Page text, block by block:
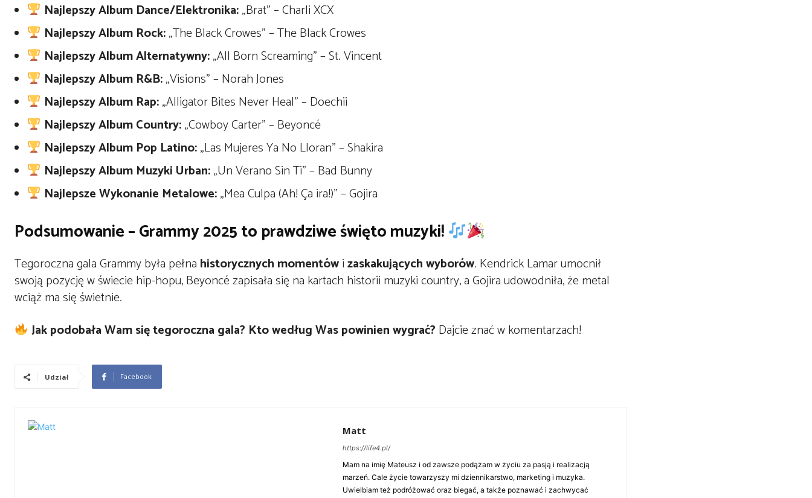
Najlepszy Album Dance/Elektronika:„Brat” – Charli XCX
Najlepszy Album Rock:„The Black Crowes” – The Black Crowes
Najlepszy Album Alternatywny:„All Born Screaming” – St. Vincent
Najlepszy Album R&B:„Visions” – Norah Jones
Najlepszy Album Rap:„Alligator Bites Never Heal” – Doechii
Najlepszy Album Country:„Cowboy Carter” – Beyoncé
Najlepszy Album Pop Latino:„Las Mujeres Ya No Lloran” – Shakira
Najlepszy Album Muzyki Urban:„Un Verano Sin Ti” – Bad Bunny
Najlepsze Wykonanie Metalowe:„Mea Culpa (Ah! Ça ira!)” – Gojira
Podsumowanie – Grammy 2025 to prawdziwe święto muzyki!
Tegoroczna gala Grammy była pełna historycznych momentówizaskakujących wyborów. Kendrick Lamar umocnił
swoją pozycję w świecie hip-hopu, Beyoncé zapisała się na kartach historii muzyki country, a Gojira udowodniła, że metal
wciąż ma się świetnie.
Jak podobała Wam się tegoroczna gala? Kto według Was powinien wygrać? Dajcie znać w komentarzach!
Udział Facebook
Matt
https://life4.pl/
Mam na imię Mateusz i od zawsze podążam w życiu za pasją i realizacją
marzeń. Cale życie towarzyszy mi dziennikarstwo, marketing i muzyka.
Uwielbiam też podróżować oraz biegać, a także poznawać i zachwycać